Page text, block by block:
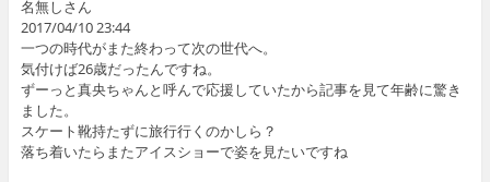
名無しさん
2017/04/10 23:44
一つの時代がまた終わって次の世代へ。
気付けば26歳だったんですね。
ずーっと真央ちゃんと呼んで応援していたから記事を見て年齢に驚き
ました。
スケート靴持たずに旅行行くのかしら？
落ち着いたらまたアイスショーで姿を見たいですね